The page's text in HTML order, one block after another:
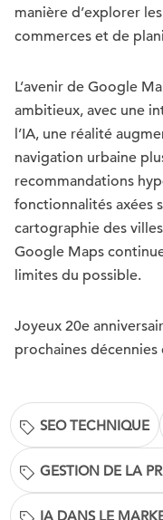
manière d’explorer
commerces et de
L’avenir de Google
ambitieux, avec une
l’IA, une réalité
navigation urbaine
recommandations
fonctionnalités axées
cartographie des
Google Maps
limites du possible.
Joyeux 20e
prochaines décennies
SEO TECHNIQUE
GESTION DE LA
IA DANS LE